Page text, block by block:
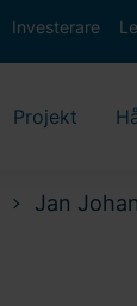
Investerare
Projekt
Jan